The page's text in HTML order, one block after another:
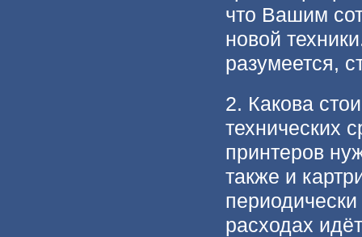
что Вашим
новой
разумеется,
2. Какова
технических
принтеров
также и
расходах